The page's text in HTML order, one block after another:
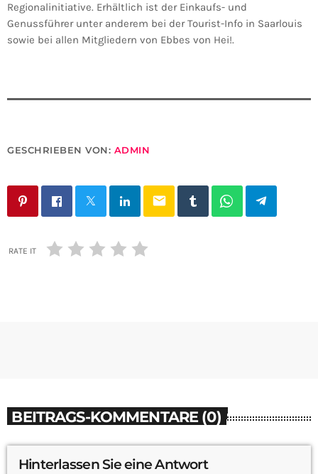
Regionalinitiative. Erhältlich ist der Einkaufs- und
Genussführer unter anderem bei der Tourist-Info in Saarlouis
sowie bei allen Mitgliedern von Ebbes von Hei!.
GESCHRIEBEN VON: ADMIN
email
RATE IT
BEITRAGS-KOMMENTARE (0)
Hinterlassen Sie eine Antwort